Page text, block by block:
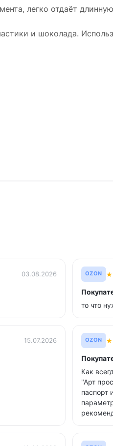
легко отдаёт
и шоколада.
03.08.2026 OZON ★
то что
15.07.2026 OZON ★
Как
"Арт
паспорт